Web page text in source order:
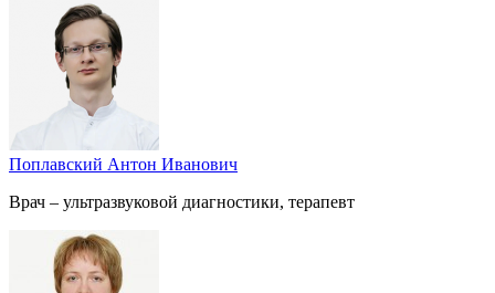
Поплавский Антон Иванович
Врач – ультразвуковой диагностики, терапевт